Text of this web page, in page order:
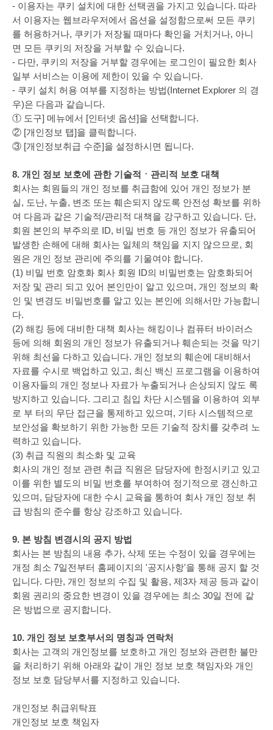
- 이용자는 쿠키 설치에 대한 선택권을 가지고 있습니다. 따라
서 이용자는 웹브라우저에서 옵션을 설정함으로써 모든 쿠키
를 허용하거나, 쿠키가 저장될 때마다 확인을 거치거나, 아니
면 모든 쿠키의 저장을 거부할 수 있습니다.
- 다만, 쿠키의 저장을 거부할 경우에는 로그인이 필요한 회사
일부 서비스는 이용에 제한이 있을 수 있습니다.
- 쿠키 설치 허용 여부를 지정하는 방법(Internet Explorer 의 경
우)은 다음과 같습니다.
① 도구] 메뉴에서 [인터넷 옵션]을 선택합니다.
② [개인정보 탭]을 클릭합니다.
③ [개인정보취급 수준]을 설정하시면 됩니다.
8. 개인 정보 보호에 관한 기술적ㆍ관리적 보호 대책
회사는 회원들의 개인 정보를 취급함에 있어 개인 정보가 분
실, 도난, 누출, 변조 또는 훼손되지 않도록 안전성 확보를 위하
여 다음과 같은 기술적/관리적 대책을 강구하고 있습니다. 단,
회원 본인의 부주의로 ID, 비밀 번호 등 개인 정보가 유출되어
발생한 손해에 대해 회사는 일체의 책임을 지지 않으므로, 회
원은 개인 정보 관리에 주의를 기울여야 합니다.
(1) 비밀 번호 암호화 회사 회원 ID의 비밀번호는 암호화되어
저장 및 관리 되고 있어 본인만이 알고 있으며, 개인 정보의 확
인 및 변경도 비밀번호를 알고 있는 본인에 의해서만 가능합니
다.
(2) 해킹 등에 대비한 대책 회사는 해킹이나 컴퓨터 바이러스
등에 의해 회원의 개인 정보가 유출되거나 훼손되는 것을 막기
위해 최선을 다하고 있습니다. 개인 정보의 훼손에 대비해서
자료를 수시로 백업하고 있고, 최신 백신 프로그램을 이용하여
이용자들의 개인 정보나 자료가 누출되거나 손상되지 않도 록
방지하고 있습니다. 그리고 침입 차단 시스템을 이용하여 외부
로 부 터의 무단 접근을 통제하고 있으며, 기타 시스템적으로
보안성을 확보하기 위한 가능한 모든 기술적 장치를 갖추려 노
력하고 있습니다.
(3) 취급 직원의 최소화 및 교육
회사의 개인 정보 관련 취급 직원은 담당자에 한정시키고 있고
이를 위한 별도의 비밀 번호를 부여하여 정기적으로 갱신하고
있으며, 담당자에 대한 수시 교육을 통하여 회사 개인 정보 취
급 방침의 준수를 항상 강조하고 있습니다.
9. 본 방침 변경시의 공지 방법
회사는 본 방침의 내용 추가, 삭제 또는 수정이 있을 경우에는
개정 최소 7일전부터 홈페이지의 '공지사항'을 통해 공지 할 것
입니다. 다만, 개인 정보의 수집 및 활용, 제3자 제공 등과 같이
회원 권리의 중요한 변경이 있을 경우에는 최소 30일 전에 같
은 방법으로 공지합니다.
10. 개인 정보 보호부서의 명칭과 연락처
회사는 고객의 개인정보를 보호하고 개인 정보와 관련한 불만
을 처리하기 위해 아래와 같이 개인 정보 보호 책임자와 개인
정보 보호 담당부서를 지정하고 있습니다.
개인정보 취급위탁표
개인정보 보호 책임자